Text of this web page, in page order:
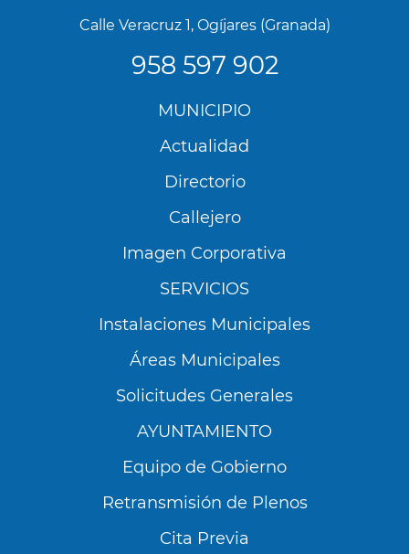
Calle Veracruz 1, Ogíjares (Granada)
958 597 902
MUNICIPIO
Actualidad
Directorio
Callejero
Imagen Corporativa
SERVICIOS
Instalaciones Municipales
Áreas Municipales
Solicitudes Generales
AYUNTAMIENTO
Equipo de Gobierno
Retransmisión de Plenos
Cita Previa